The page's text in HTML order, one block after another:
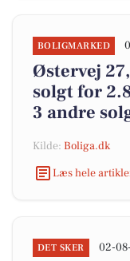
BOLIGMARKED
Østervej
solgt for
3 andre
Kilde: Boliga.dk
Læs hele
DET SKER 02-